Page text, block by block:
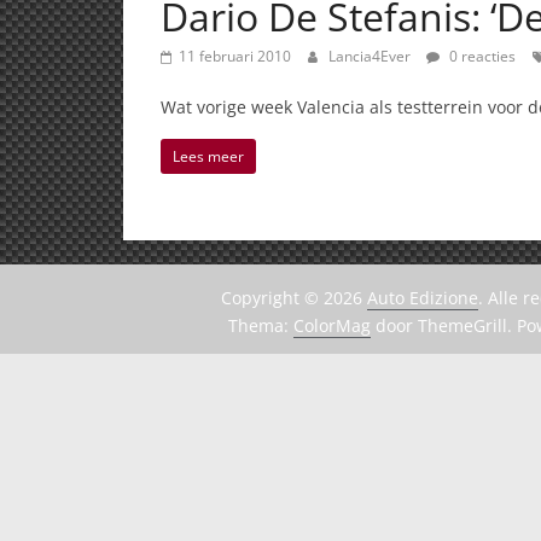
Dario De Stefanis:
11 februari 2010 Lancia4Ever 0 reacties
Wat vorige week Valencia als testterrein voor
Lees meer
Copyright © 2026 Auto Edizione. Alle
Thema: ColorMag door ThemeGrill.